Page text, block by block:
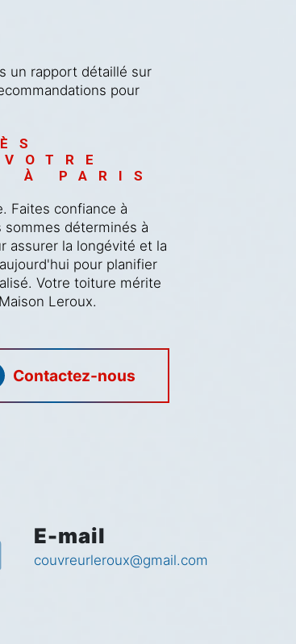
un rapport détaillé sur
pour
À PARIS
Faites confiance à
déterminés à
assurer la longévité et la
pour planifier
Votre toiture mérite
Leroux.
Contactez-nous
E-mail
couvreurleroux@gmail.com